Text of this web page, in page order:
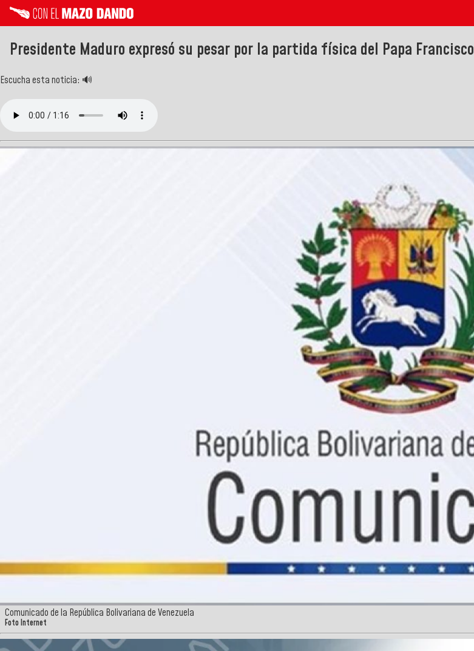
Presidente Maduro expresó su pesar por la partida física del Papa Francisco
Escucha esta noticia: 🔊
Comunicado de la República Bolivariana de Venezuela
Foto Internet